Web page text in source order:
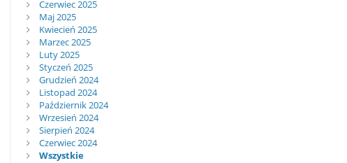
Czerwiec 2025
Maj 2025
Kwiecień 2025
Marzec 2025
Luty 2025
Styczeń 2025
Grudzień 2024
Listopad 2024
Październik 2024
Wrzesień 2024
Sierpień 2024
Czerwiec 2024
Wszystkie